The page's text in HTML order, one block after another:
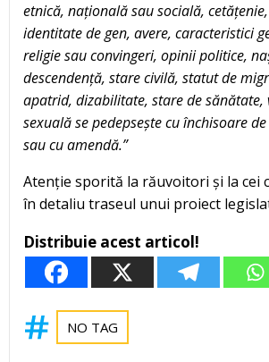
etnică, națională sau socială,
identitate de gen, avere, caracteristici
religie sau convingeri, opinii politice,
descendență, stare civilă, statut de
apatrid, dizabilitate, stare de
sexuală se pedepsește cu închisoare
sau cu amendă.”
Atenție sporită la răuvoitori și la cei
în detaliu traseul unui proiect
Distribuie acest articol!
NO TAG